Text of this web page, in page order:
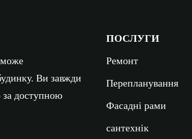
може
Ви завжди
за доступною
ПОСЛУГИ
Ремонт
Перепланування
Фасадні рами
сантехнік